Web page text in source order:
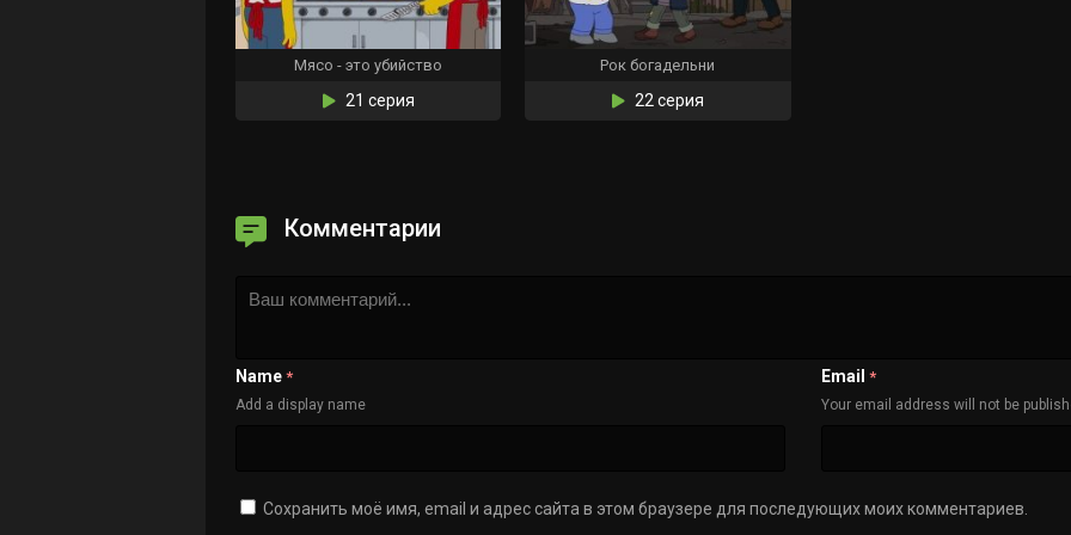
Мясо - это убийство
21 серия
Рок богадельни
22 серия
Комментарии
Name *
Add a display name
Email *
Your email address will not be
Сохранить моё имя, email и адрес сайта в этом браузере для последующих моих комментариев.